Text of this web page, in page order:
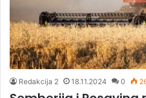
Redakcija 2 18.11.2024 0